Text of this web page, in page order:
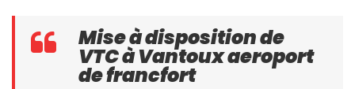
Mise à disposition de
VTC à Vantoux aeroport
de francfort